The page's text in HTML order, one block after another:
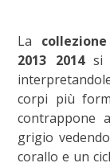
La
2013 2014si
corpi più
contrappone
grigio
corallo e un